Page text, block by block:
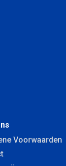
Voorwaarden